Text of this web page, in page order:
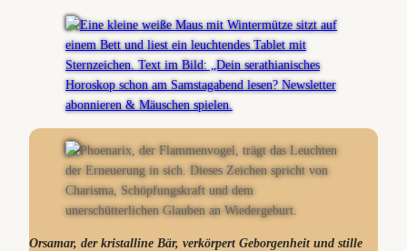
Orsamar, der kristalline Bär, verkörpert Geborgenheit und stille